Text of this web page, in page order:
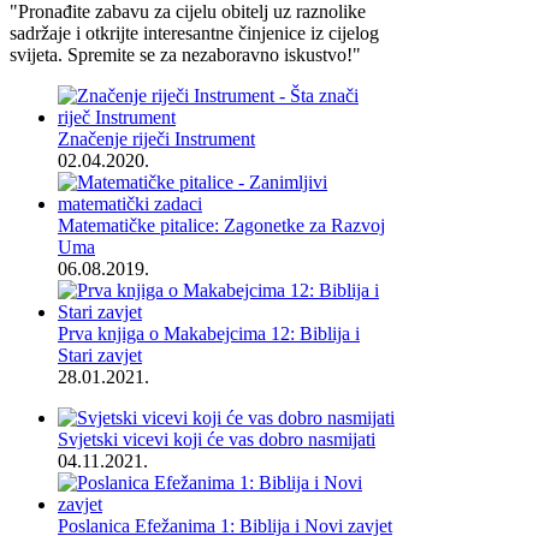
"Pronađite zabavu za cijelu obitelj uz raznolike
sadržaje i otkrijte interesantne činjenice iz cijelog
svijeta. Spremite se za nezaboravno iskustvo!"
Značenje riječi Instrument
02.04.2020.
Matematičke pitalice: Zagonetke za Razvoj
Uma
06.08.2019.
Prva knjiga o Makabejcima 12: Biblija i
Stari zavjet
28.01.2021.
Svjetski vicevi koji će vas dobro nasmijati
04.11.2021.
Poslanica Efežanima 1: Biblija i Novi zavjet